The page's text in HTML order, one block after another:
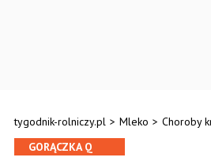
tygodnik-rolniczy.pl > Mleko > Choroby
GORĄCZKA Q